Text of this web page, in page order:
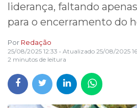
liderança, faltando
para o encerramento do
Por Redação
25/08/2025 12:33 • Atualizado 25/08/2025
2 minutos de leitura